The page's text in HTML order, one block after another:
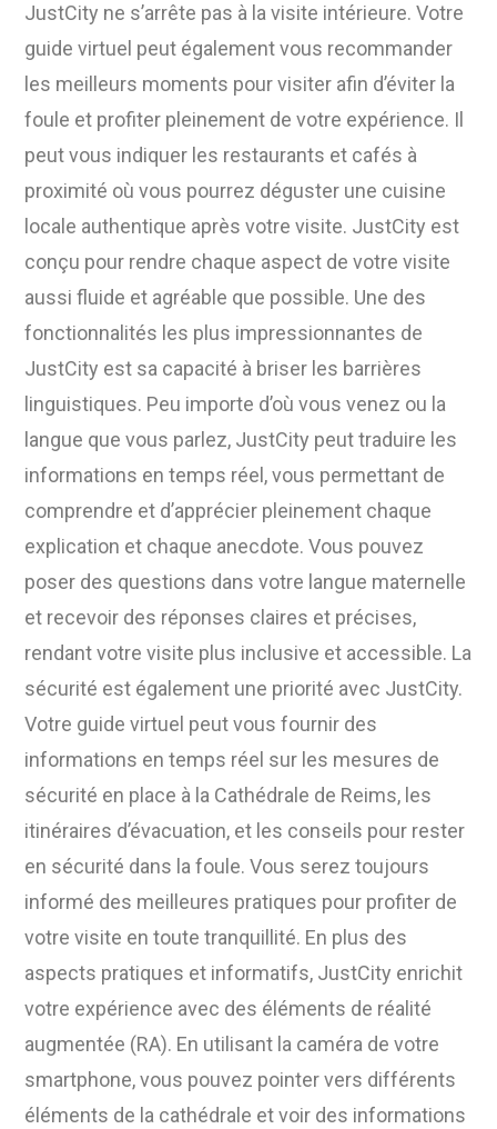
JustCity ne s’arrête pas à la visite intérieure. Votre
guide virtuel peut également vous recommander
les meilleurs moments pour visiter afin d’éviter la
foule et profiter pleinement de votre expérience. Il
peut vous indiquer les restaurants et cafés à
proximité où vous pourrez déguster une cuisine
locale authentique après votre visite. JustCity est
conçu pour rendre chaque aspect de votre visite
aussi fluide et agréable que possible. Une des
fonctionnalités les plus impressionnantes de
JustCity est sa capacité à briser les barrières
linguistiques. Peu importe d’où vous venez ou la
langue que vous parlez, JustCity peut traduire les
informations en temps réel, vous permettant de
comprendre et d’apprécier pleinement chaque
explication et chaque anecdote. Vous pouvez
poser des questions dans votre langue maternelle
et recevoir des réponses claires et précises,
rendant votre visite plus inclusive et accessible. La
sécurité est également une priorité avec JustCity.
Votre guide virtuel peut vous fournir des
informations en temps réel sur les mesures de
sécurité en place à la Cathédrale de Reims, les
itinéraires d’évacuation, et les conseils pour rester
en sécurité dans la foule. Vous serez toujours
informé des meilleures pratiques pour profiter de
votre visite en toute tranquillité. En plus des
aspects pratiques et informatifs, JustCity enrichit
votre expérience avec des éléments de réalité
augmentée (RA). En utilisant la caméra de votre
smartphone, vous pouvez pointer vers différents
éléments de la cathédrale et voir des informations